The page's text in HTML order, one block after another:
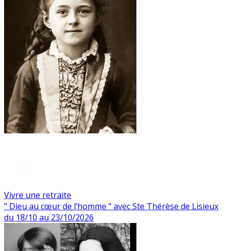
Vivre une retraite
" Dieu au cœur de l’homme " avec Ste Thérèse de Lisieux
du 18/10 au 23/10/2026